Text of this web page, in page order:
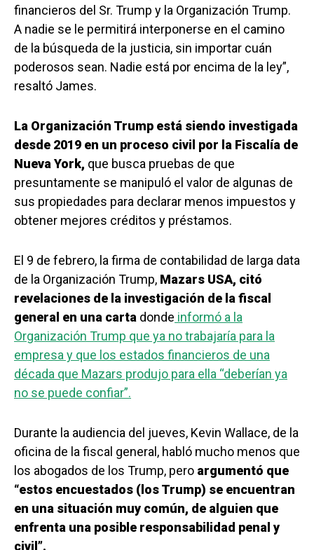
financieros del Sr. Trump y la Organización Trump.
A nadie se le permitirá interponerse en el camino
de la búsqueda de la justicia, sin importar cuán
poderosos sean. Nadie está por encima de la ley”,
resaltó James.
La Organización Trump está siendo investigada
desde 2019 en un proceso civil por la Fiscalía de
Nueva York, que busca pruebas de que
presuntamente se manipuló el valor de algunas de
sus propiedades para declarar menos impuestos y
obtener mejores créditos y préstamos.
El 9 de febrero, la firma de contabilidad de larga data
de la Organización Trump, Mazars USA, citó
revelaciones de la investigación de la fiscal
general en una carta donde informó a la
Organización Trump que ya no trabajaría para la
empresa y que los estados financieros de una
década que Mazars produjo para ella “deberían ya
no se puede confiar”.
Durante la audiencia del jueves, Kevin Wallace, de la
oficina de la fiscal general, habló mucho menos que
los abogados de los Trump, pero argumentó que
“estos encuestados (los Trump) se encuentran
en una situación muy común, de alguien que
enfrenta una posible responsabilidad penal y
civil”.